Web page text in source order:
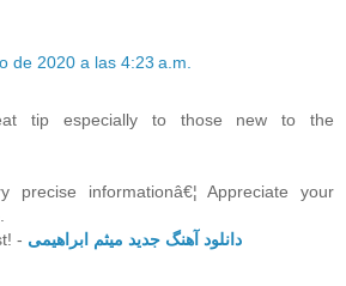
de 2020 a las 4:23 a.m.
tip especially to those new to the
precise informationâ€¦ Appreciate your
- دانلود آهنگ جدید میثم ابراهیمی